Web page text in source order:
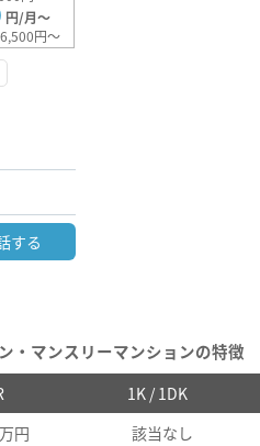
円/月～
円～
する
・マンスリーマンションの特徴
1K / 1DK
円 該当なし